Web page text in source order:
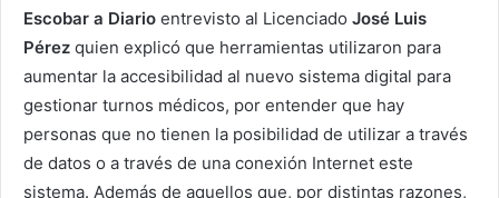
Escobar a Diario entrevisto al Licenciado José Luis
Pérez quien explicó que herramientas utilizaron para
aumentar la accesibilidad al nuevo sistema digital para
gestionar turnos médicos, por entender que hay
personas que no tienen la posibilidad de utilizar a través
de datos o a través de una conexión Internet este
sistema. Además de aquellos que, por distintas razones,